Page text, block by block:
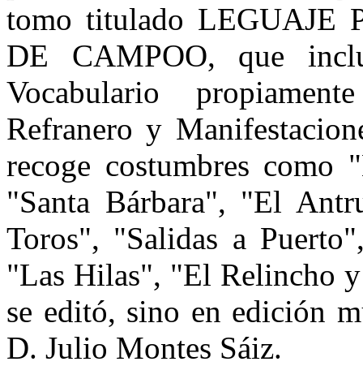
tomo titulado LEGUAJE
DE CAMPOO, que
Vocabulario
Refranero y
recoge costumbres
"Santa Bárbara", "El
Toros", "Salidas a
"Las Hilas", "El Relincho
se editó, sino en edición
D. Julio Montes Sáiz.